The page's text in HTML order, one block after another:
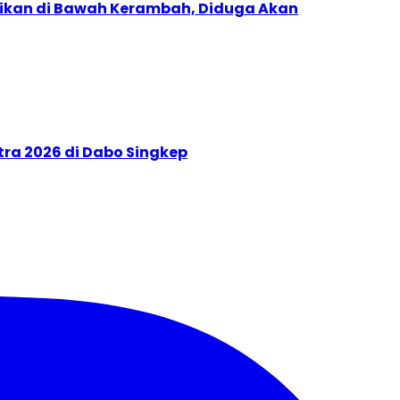
di Bawah Kerambah, Diduga Akan
2026 di Dabo Singkep